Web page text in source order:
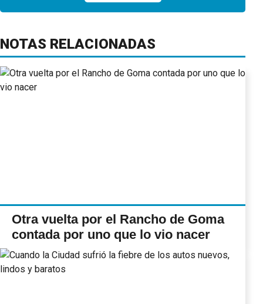
NOTAS RELACIONADAS
Otra vuelta por el Rancho de Goma
contada por uno que lo vio nacer